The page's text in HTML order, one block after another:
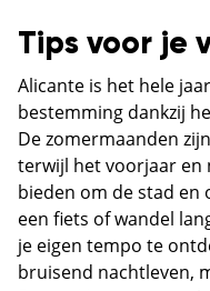
Tips voor je
Alicante is het hele
bestemming dankzij
De zomermaanden
terwijl het voorjaar en
bieden om de stad en
een fiets of wandel
je eigen tempo te
bruisend nachtleven,